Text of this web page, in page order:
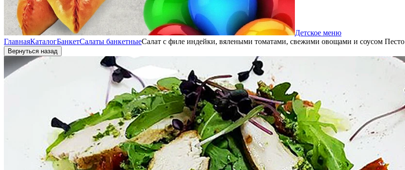
Детское меню
ГлавнаяКаталогБанкетСалаты банкетныеСалат с филе индейки, вялеными томатами, свежими овощами и соусом Песто
Вернуться назад